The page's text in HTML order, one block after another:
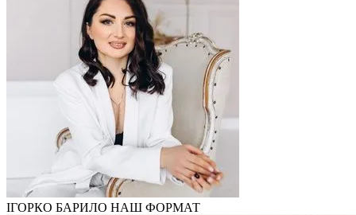
ІГОРКО БАРИЛО НАШ ФОРМАТ